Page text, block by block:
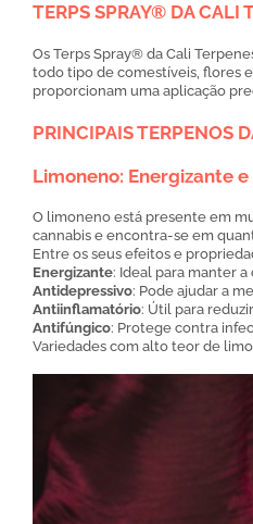
TERPS SPRAY® DA CALI
Os Terps Spray® da Cali
todo tipo de comestíveis, flores
proporcionam uma aplicação
PRINCIPAIS TERPENOS
Limoneno: Energizante
O limoneno está presente em
cannabis e encontra-se em
Entre os seus efeitos e
Energizante: Ideal para manter
Antidepressivo: Pode ajudar a
Antiinflamatório: Útil para
Antifúngico: Protege contra
Variedades com alto teor de